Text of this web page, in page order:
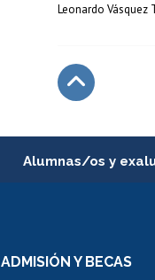
Leonardo Vásquez
Alumnas/os y
Consulta y certificado de
ADMISIÓN Y BECAS